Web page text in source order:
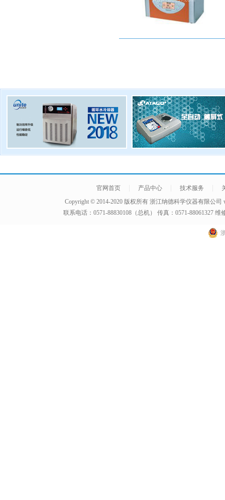
官网首页 产品中心 技术服务
Copyright © 2014-2020 版权所有 浙江纳德科学仪器有限公司
联系电话：0571-88830108（总机） 传真：0571-88061327